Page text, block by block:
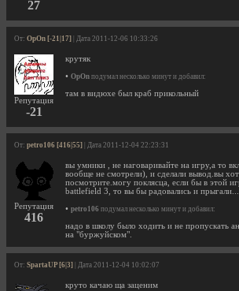
27
От: OpOn [-21|17] | Дата 2011-12-06 10:33:26
Репутация
-21
крутяк
• OpOn подумал несколько минут и добавил:
там в видюхе был краб прикольный
От: petro106 [416|55] | Дата 2011-12-04 22:23:31
Репутация
416
вы умники , не наговаривайте на игру,а то
вообще не смотрели), и сделали вывод.вы
посмотрите.могу поклясца, если бы в этой
battlefield 3, то вы бы радовались и
• petro106 подумал несколько минут и добавил:
надо в школу было ходить и не пропускать
на "буржуйском".
От: SpartaUP [6|3] | Дата 2011-12-04 10:02:07
круто качаю ща заценим